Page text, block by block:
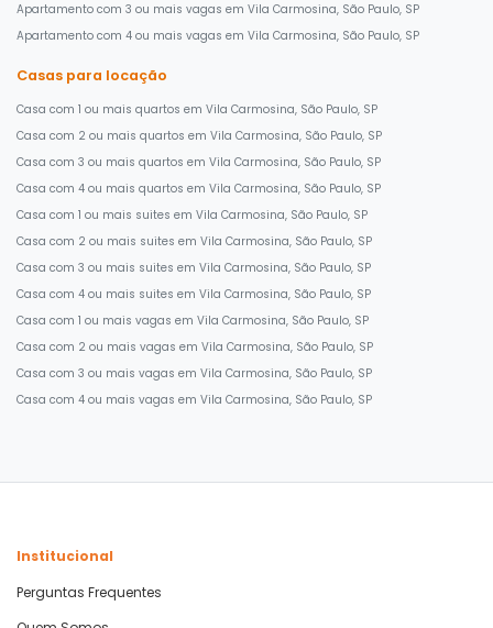
Apartamento com 3 ou mais vagas em Vila Carmosina, São Paulo, SP
Apartamento com 4 ou mais vagas em Vila Carmosina, São Paulo, SP
Casas para locação
Casa com 1 ou mais quartos em Vila Carmosina, São Paulo, SP
Casa com 2 ou mais quartos em Vila Carmosina, São Paulo, SP
Casa com 3 ou mais quartos em Vila Carmosina, São Paulo, SP
Casa com 4 ou mais quartos em Vila Carmosina, São Paulo, SP
Casa com 1 ou mais suites em Vila Carmosina, São Paulo, SP
Casa com 2 ou mais suites em Vila Carmosina, São Paulo, SP
Casa com 3 ou mais suites em Vila Carmosina, São Paulo, SP
Casa com 4 ou mais suites em Vila Carmosina, São Paulo, SP
Casa com 1 ou mais vagas em Vila Carmosina, São Paulo, SP
Casa com 2 ou mais vagas em Vila Carmosina, São Paulo, SP
Casa com 3 ou mais vagas em Vila Carmosina, São Paulo, SP
Casa com 4 ou mais vagas em Vila Carmosina, São Paulo, SP
Institucional
Perguntas Frequentes